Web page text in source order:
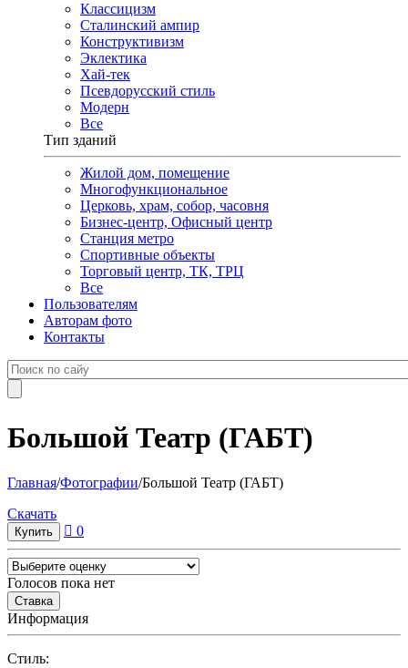
Классицизм
Сталинский ампир
Конструктивизм
Эклектика
Хай-тек
Псевдорусский стиль
Модерн
Все
Тип зданий
Жилой дом, помещение
Многофункциональное
Церковь, храм, собор, часовня
Бизнес-центр, Офисный центр
Станция метро
Спортивные объекты
Торговый центр, ТК, ТРЦ
Все
Пользователям
Авторам фото
Контакты
Большой Театр (ГАБТ)
Главная/Фотографии/Большой Театр (ГАБТ)
Cкачать
0
Голосов пока нет
Информация
Cтиль: